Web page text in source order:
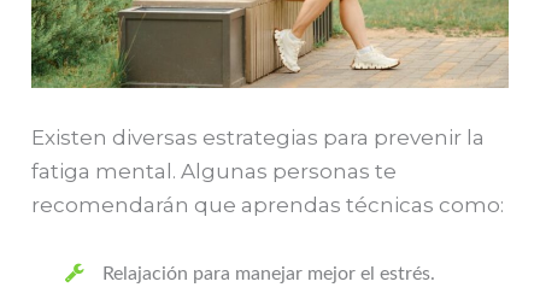
Existen diversas estrategias para prevenir la
fatiga mental. Algunas personas te
recomendarán que aprendas técnicas como:
Relajación para manejar mejor el estrés.